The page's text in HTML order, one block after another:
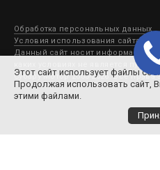
Обработка персональных данных
Условия использования сайта
Данный сайт носит
каких условиях не является
Субару Мотор 2003-2026. Все
Этот сайт использует файлы
Продолжая использовать сайт,
этими файлами.